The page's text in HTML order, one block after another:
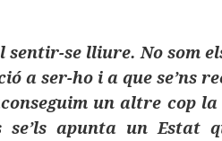
sentir-se lliure. No som
a ser-ho i a que se’ns
un altre cop
se’ls apunta un Estat